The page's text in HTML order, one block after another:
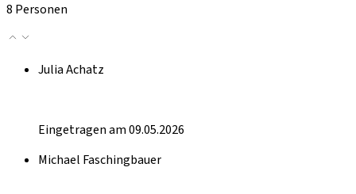
8 Personen
Julia Achatz
Eingetragen am 09.05.2026
Michael Faschingbauer